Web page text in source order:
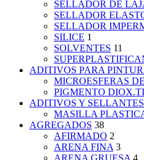
SELLADOR DE
SELLADOR
SELLADOR
SILICE 1
SOLVENTES 11
ADITIVOS PARA
MICROESFERAS
PIGMENTO
ADITIVOS Y
MASILLA
AGREGADOS 38
AFIRMADO 2
ARENA FINA 3
ARENA GRUESA 4